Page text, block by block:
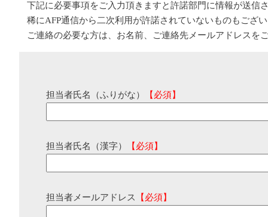
下記に必要事項をご入力頂きますと許諾部門に情報が送信
稀にAFP通信から二次利用が許諾されていないものもござ
ご連絡の必要な方は、お名前、ご連絡先メールアドレスを
担当者氏名（ふりがな） 【必須】
担当者氏名（漢字） 【必須】
担当者メールアドレス 【必須】